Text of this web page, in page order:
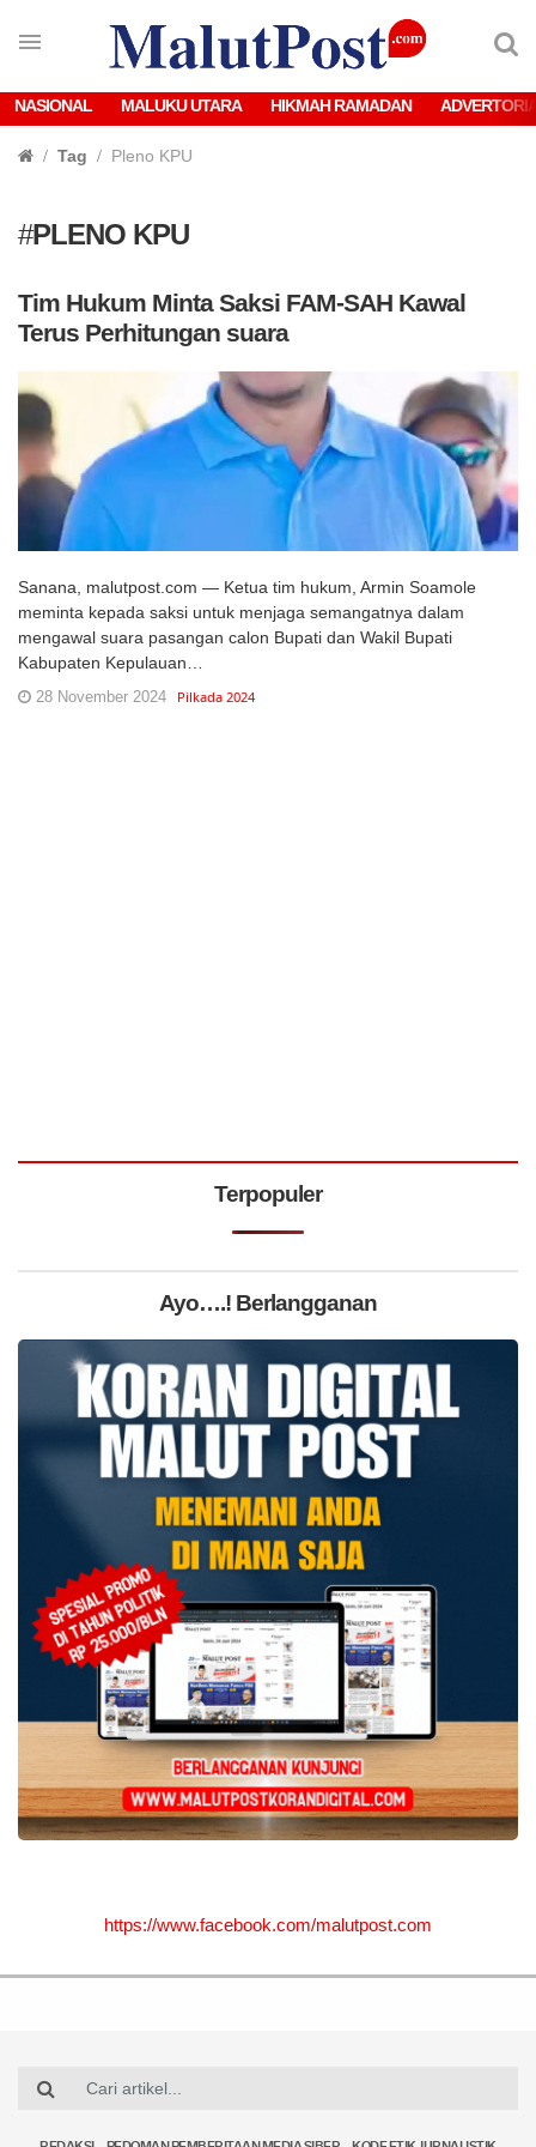
NASIONAL MALUKU UTARA HIKMAH RAMADAN
Tag Pleno KPU
#PLENO KPU
Tim Hukum Minta Saksi FAM-SAH Kawal
Terus Perhitungan suara
Sanana, malutpost.com — Ketua tim hukum, Armin Soamole
meminta kepada saksi untuk menjaga semangatnya dalam
mengawal suara pasangan calon Bupati dan Wakil Bupati
Kabupaten Kepulauan…
28 November 2024 Pilkada 2024
Terpopuler
Ayo….! Berlangganan
https://www.facebook.com/malutpost.com